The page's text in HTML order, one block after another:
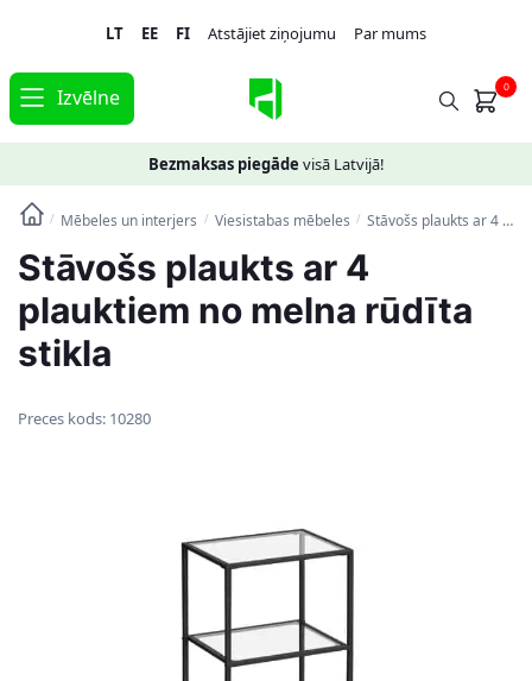
navigation
content
LT EE FI Atstājiet ziņojumu Par mums
Izvēlne 0
Bezmaksas piegāde visā Latvijā!
/ Mēbeles un interjers / Viesistabas mēbeles / Stāvošs plaukts ar 4 plauktiem no melna rūdīta stikla
Stāvošs plaukts ar 4
plauktiem no melna rūdīta
stikla
Preces kods: 10280